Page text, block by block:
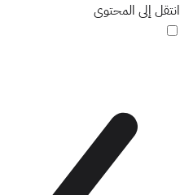
انتقل إلى المحتوى